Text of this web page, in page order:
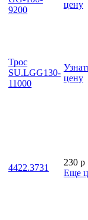
9200
цену
Трос
SU.LGG130-
11000
цену
4422.3731
230 p
Еще